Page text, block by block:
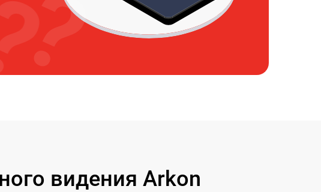
видения Arkon